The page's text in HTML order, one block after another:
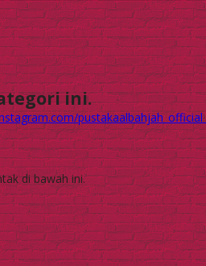
ini.
pustakaalbahjah_official
di bawah ini.